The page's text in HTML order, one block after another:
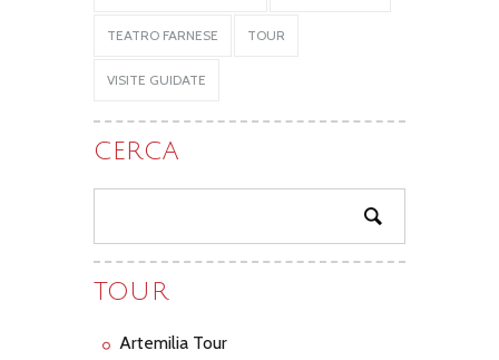
TEATRO FARNESE TOUR
VISITE GUIDATE
CERCA
TOUR
Artemilia Tour